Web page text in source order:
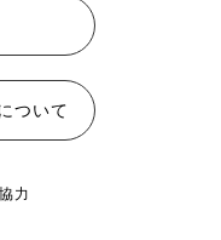
ついて
力